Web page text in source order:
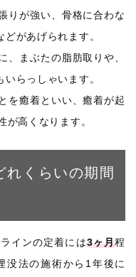
りが強い、骨格に合わな
があげられます。
、まぶたの脂肪取りや、
らっしゃいます。
を癒着といい、癒着が起
が高くなります。
れくらいの期間
インの定着には3ヶ月程
没法の施術から1年後に